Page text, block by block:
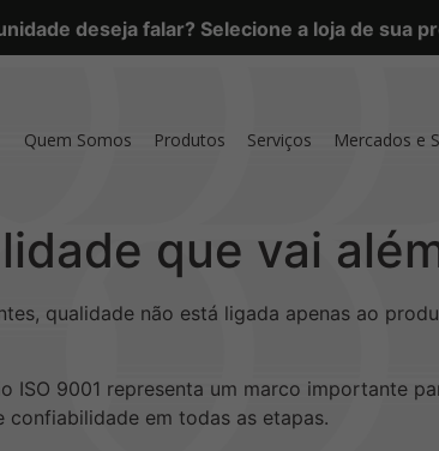
deseja falar? Selecione a loja de sua
Quem Somos Produtos Serviços Mercados e
que vai
qualidade não está ligada apenas ao
ISO 9001 representa um marco importante
confiabilidade em todas as etapas.